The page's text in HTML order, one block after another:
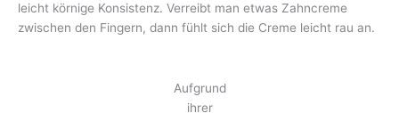
leicht körnige Konsistenz. Verreibt man etwas Zahncreme
zwischen den Fingern, dann fühlt sich die Creme leicht rau an.
Aufgrund
ihrer